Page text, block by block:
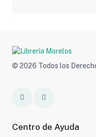
© 2026 Todos los
Centro de Ayuda